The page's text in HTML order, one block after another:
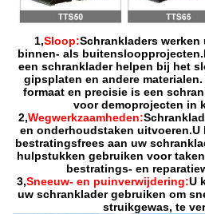
1,Sloop:Schrankladers
binnen- als
een schranklader helpen bij het
gipsplaten en andere
formaat en precisie is een
voor demoprojecten in
2,Wegwerkzaamheden:
en onderhoudstaken uitvoeren.U
bestratingsfrees aan uw
hulpstukken gebruiken voor
bestratings- en
3,Sneeuw- en puinverwijdering:U
uw schranklader gebruiken om
struikgewas, te